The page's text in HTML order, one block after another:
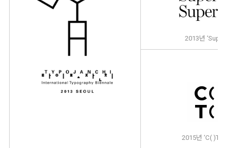
2013년
2015년 ‘C( )T(